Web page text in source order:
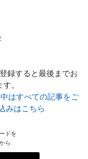
録すると最後までお
。
はすべての記事をご
みはこちら
ドを
ら